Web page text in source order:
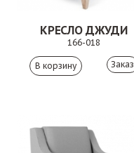
КРЕСЛО ДЖУДИ
166-018
Заказ